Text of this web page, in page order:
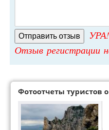
УРА!
Отзыв регистрации
Фотоотчеты туристов